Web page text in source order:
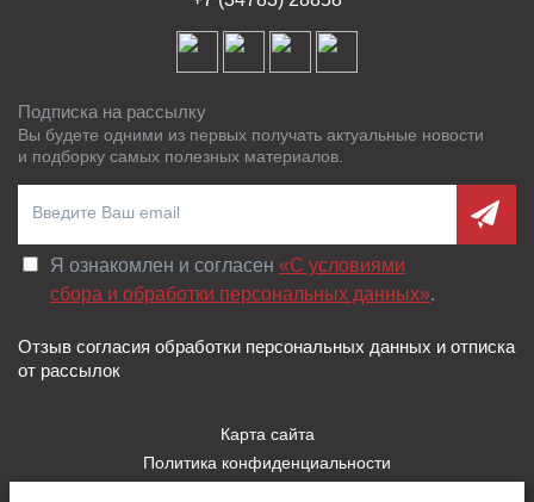
Подписка на рассылку
Вы будете одними из первых получать актуальные новости
и подборку самых полезных материалов.
Я ознакомлен и согласен «C условиями
сбора и обработки персональных данных».
Отзыв согласия обработки персональных данных и отписка
от рассылок
Карта сайта
Политика конфиденциальности